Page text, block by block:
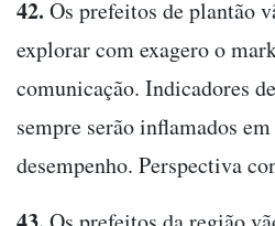
42. Os prefeitos de plantão
explorar com exagero o
comunicação. Indicadores
sempre serão inflamados
desempenho. Perspectiva